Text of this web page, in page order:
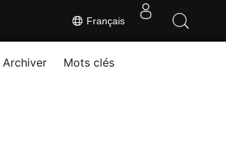
Français
Archiver Mots clés